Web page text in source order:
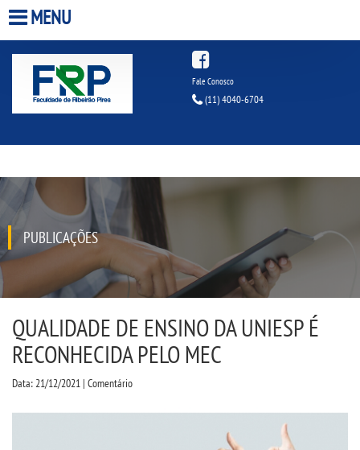
HOME
QUEM SOMOS
ESTÁGIOS
INFRAESTRUTURA
BIBLIOTECA
CPSA
MENU
Fale Conosco
(11) 4040-6704
PUBLICAÇÕES
QUALIDADE DE ENSINO DA UNIESP É
RECONHECIDA PELO MEC
Data: 21/12/2021 | Comentário